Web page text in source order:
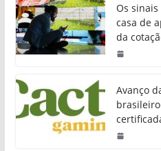
Os
casa de
da
Avanço